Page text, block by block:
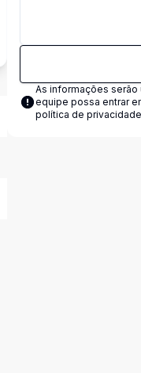
As informações serão
equipe possa entrar
política de